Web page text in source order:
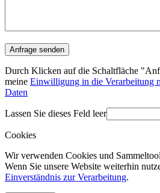
Durch Klicken auf die Schaltfläche
meine Einwilligung in die Verarbeitung
Daten
Lassen Sie dieses Feld leer
Cookies
Wir verwenden Cookies und
Wenn Sie unsere Website weiterhin
Einverständnis zur Verarbeitung.